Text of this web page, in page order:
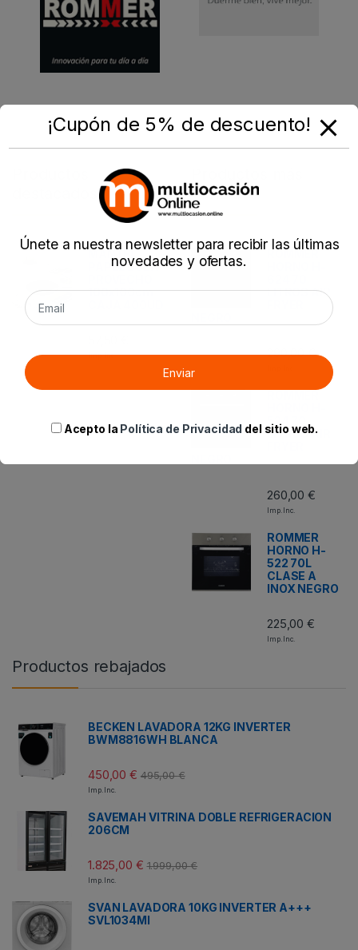
MANTEL
PAPEL BUEN
100x100cm
Imp. Inc.
vendidos
ROMMER
LITROS AIR
290,00€
524 70
LITROS AIR
260,00€
Imp. Inc.
ROMMER
HORNO H-
522 70L
CLASE A
INOX NEGRO
225,00€
Imp. Inc.
Productos rebajados
BECKEN LAVADORA 12KG INVERTER
BWM8816WH BLANCA
450,00€ 495,00€
Imp. Inc.
SAVEMAH VITRINA DOBLE REFRIGERACION
206CM
1.825,00 € 1.999,00€
Imp. Inc.
SVAN LAVADORA 10KG INVERTER A+++
SVL1034MI
¡Cupón de 5% de descuento!
Únete a nuestra newsletter para recibir las últimas
novedades y ofertas.
Acepto la Política de Privacidad del sitio web.